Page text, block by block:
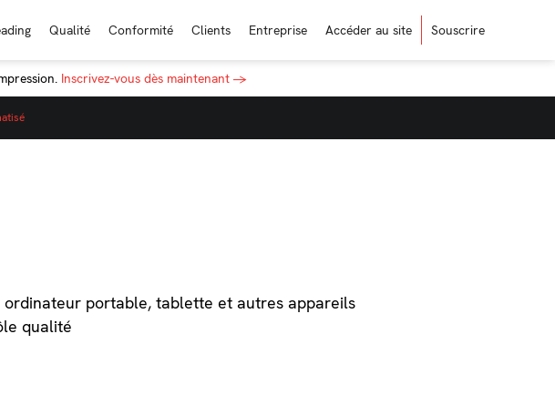
Qualité Conformité Clients Entreprise Accéder au site Souscrire
Inscrivez-vous dès maintenant →